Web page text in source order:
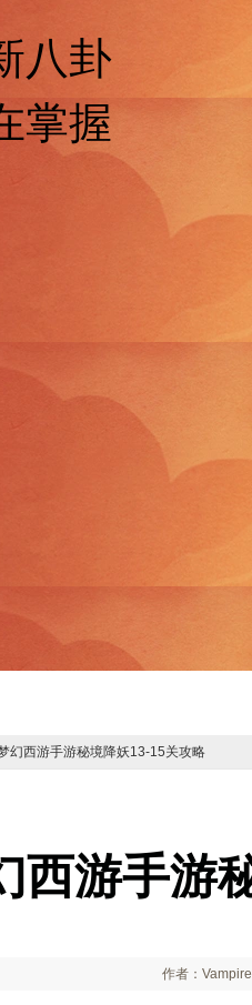
八卦
掌握
幻西游手游秘境降妖13-15关攻略
西游手游
作者：